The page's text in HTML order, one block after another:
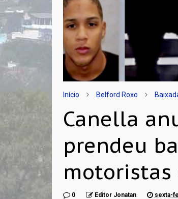
Início Belford Roxo
Canella
prendeu
0 Editor Jonatan sexta-